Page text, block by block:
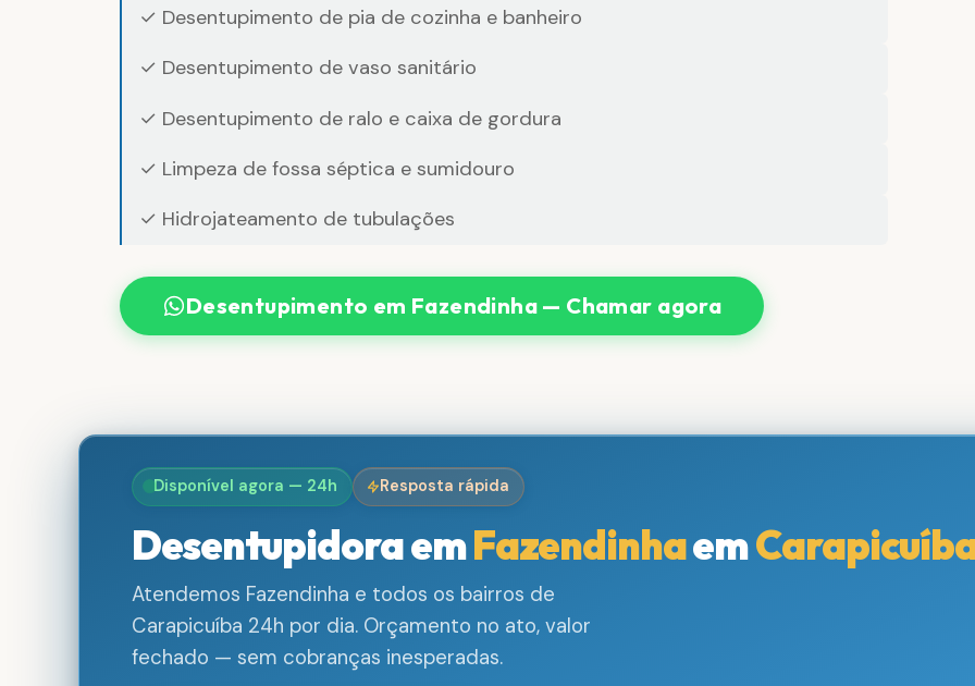
✓ Desentupimento de pia de cozinha e banheiro
✓ Desentupimento de vaso sanitário
✓ Desentupimento de ralo e caixa de gordura
✓ Limpeza de fossa séptica e sumidouro
✓ Hidrojateamento de tubulações
Desentupimento em Fazendinha — Chamar agora
Disponível agora — 24h Resposta rápida
Desentupidora emFazendinhaem
Atendemos Fazendinha e todos os bairros de
Carapicuíba 24h por dia. Orçamento no ato, valor
fechado — sem cobranças inesperadas.